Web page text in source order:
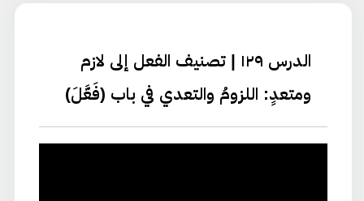
الدرس ١٢٩ | تصنيف الفعل إلى لازم
ومتعدٍ: اللزومُ والتعدي في باب (فَعَّلَ)